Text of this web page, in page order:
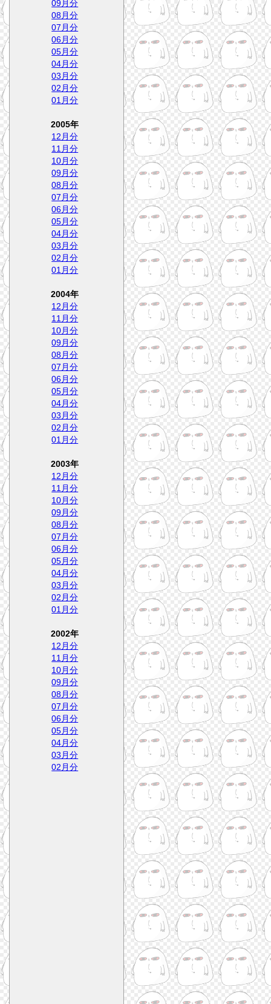
09月分
08月分
07月分
06月分
05月分
04月分
03月分
02月分
01月分
2005年
12月分
11月分
10月分
09月分
08月分
07月分
06月分
05月分
04月分
03月分
02月分
01月分
2004年
12月分
11月分
10月分
09月分
08月分
07月分
06月分
05月分
04月分
03月分
02月分
01月分
2003年
12月分
11月分
10月分
09月分
08月分
07月分
06月分
05月分
04月分
03月分
02月分
01月分
2002年
12月分
11月分
10月分
09月分
08月分
07月分
06月分
05月分
04月分
03月分
02月分